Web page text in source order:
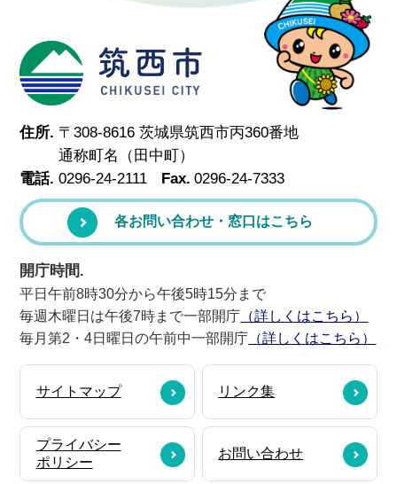
筑西市
住所. 〒308-8616 茨城県筑西市丙360番地
通称町名（田中町）
電話. 0296-24-2111 Fax. 0296-24-7333
各お問い合わせ・窓口はこちら
開庁時間.
平日午前8時30分から午後5時15分まで
毎週木曜日は午後7時まで一部開庁 （詳しくはこちら）
毎月第2・4日曜日の午前中一部開庁 （詳しくはこちら）
サイトマップ リンク集
プライバシー
ポリシー
お問い合わせ